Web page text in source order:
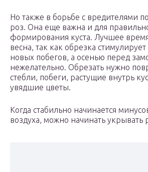
Но также в борьбе с вредителями
роз. Она еще важна и для
формирования куста. Лучшее
весна, так как обрезка
новых побегов, а осенью перед
нежелательно. Обрезать нужно
стебли, побеги, растущие внутрь
увядшие цветы.
Когда стабильно начинается
воздуха, можно начинать укрывать